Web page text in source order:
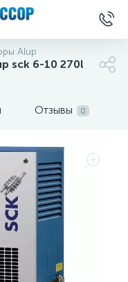
Alup
sck 6-10 270l
Отзывы 0